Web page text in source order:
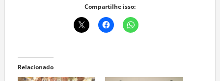
Compartilhe isso:
Relacionado